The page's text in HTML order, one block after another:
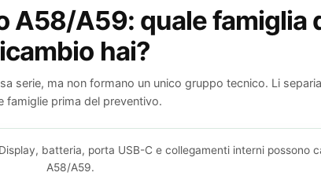
A58/A59: quale famiglia
hai?
serie, ma non formano un unico gruppo tecnico. Li
famiglie prima del preventivo.
Display, batteria, porta USB-C e collegamenti interni possono
A58/A59.